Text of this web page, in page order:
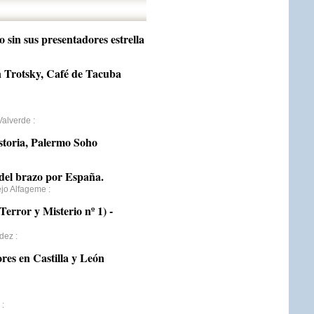
sin sus presentadores estrella
Café de Tacuba
:
Palermo Soho
brazo por España.
Alfageme :
y Misterio nº 1) -
:
en Castilla y León
: